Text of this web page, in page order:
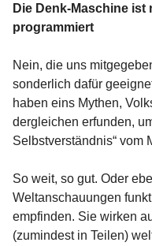
Die Denk-Maschine
programmiert
Nein, die uns
sonderlich dafür
haben eins Mythen,
dergleichen erfunden,
Selbstverständnis“ vom
So weit, so gut. Oder
Weltanschauungen
empfinden. Sie wirken
(zumindest in Teilen)